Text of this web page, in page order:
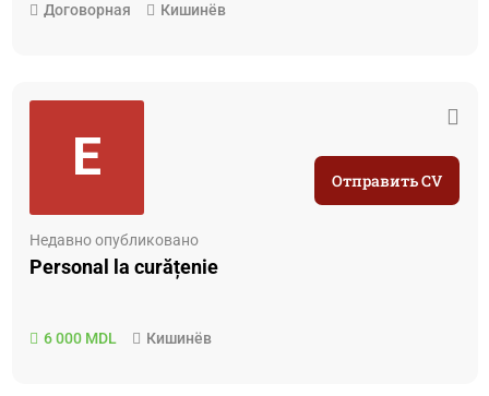
Договорная Кишинёв
E
Недавно опубликовано
Personal la curățenie
6 000 MDL Кишинёв
Отправить CV